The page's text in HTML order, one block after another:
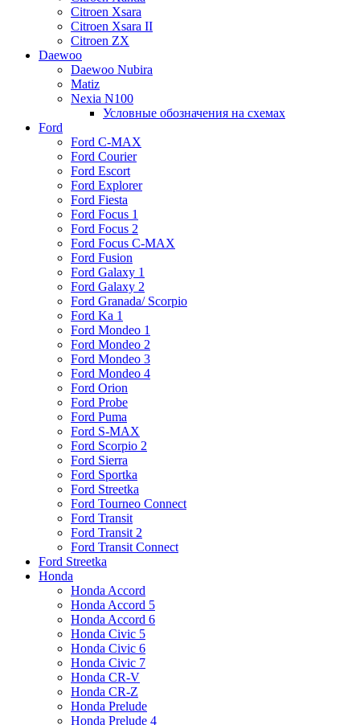
Citroen Xsara
Citroen Xsara II
Citroen ZX
Daewoo
Daewoo Nubira
Matiz
Nexia N100
Условные обозначения на схемах
Ford
Ford C-MAX
Ford Courier
Ford Escort
Ford Explorer
Ford Fiesta
Ford Focus 1
Ford Focus 2
Ford Focus C-MAX
Ford Fusion
Ford Galaxy 1
Ford Galaxy 2
Ford Granada/ Scorpio
Ford Ka 1
Ford Mondeo 1
Ford Mondeo 2
Ford Mondeo 3
Ford Mondeo 4
Ford Orion
Ford Probe
Ford Puma
Ford S-MAX
Ford Scorpio 2
Ford Sierra
Ford Sportka
Ford Streetka
Ford Tourneo Connect
Ford Transit
Ford Transit 2
Ford Transit Connect
Ford Streetka
Honda
Honda Accord
Honda Accord 5
Honda Accord 6
Honda Civic 5
Honda Civic 6
Honda Civic 7
Honda CR-V
Honda CR-Z
Honda Prelude
Honda Prelude 4